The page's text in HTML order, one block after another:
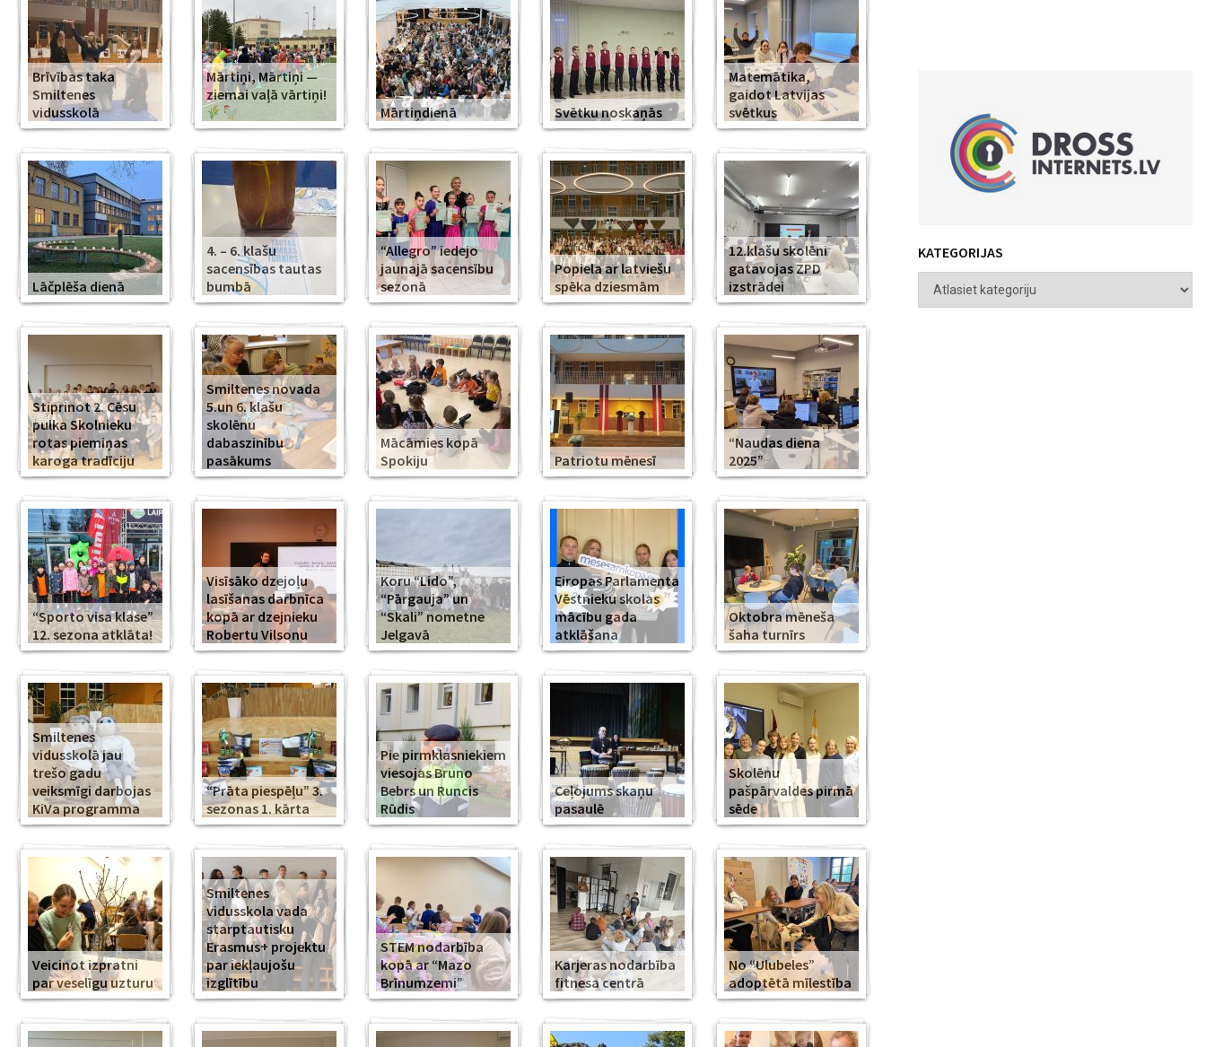
Brīvības taka
Smiltenes
vidusskolā
Mārtiņi, Mārtiņi —
ziemai vaļā vārtiņi!
Mārtiņdienā
Svētku noskaņās
Matemātika,
gaidot Latvijas
svētkus
Lāčplēša dienā
4. – 6. klašu
sacensības tautas
bumbā
“Allegro” iedejo
jaunajā sacensību
sezonā
Popiela ar latviešu
spēka dziesmām
12.klašu skolēni
gatavojas ZPD
izstrādei
Stiprinot 2. Cēsu
pulka Skolnieku
rotas piemiņas
karoga tradīciju
Smiltenes novada
5.un 6. klašu
skolēnu
dabaszinību
pasākums
Mācāmies kopā
Spokiju
Patriotu mēnesī
“Naudas diena
2025”
“Sporto visa klase”
12. sezona atklāta!
Visīsāko dzejoļu
lasīšanas darbnīca
kopā ar dzejnieku
Robertu Vilsonu
Koru “Lido”,
“Pārgauja” un
“Skali” nometne
Jelgavā
Eiropas Parlamenta
Vēstnieku skolas
mācību gada
atklāšana
Oktobra mēneša
šaha turnīrs
Smiltenes
vidusskolā jau
trešo gadu
veiksmīgi darbojas
KiVa programma
“Prāta piespēļu” 3.
sezonas 1. kārta
Pie pirmklasniekiem
viesojas Bruno
Bebrs un Runcis
Rūdis
Ceļojums skaņu
pasaulē
Skolēnu
pašpārvaldes pirmā
sēde
Veicinot izpratni
par veselīgu uzturu
Smiltenes
vidusskola vada
starptautisku
Erasmus+ projektu
par iekļaujošu
izglītību
STEM nodarbība
kopā ar “Mazo
Brīnumzemi”
Karjeras nodarbība
fitnesa centrā
No “Ulubeles”
adoptētā mīlestība
KATEGORIJAS